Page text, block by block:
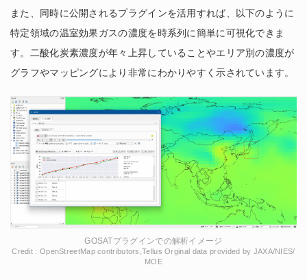
また、同時に公開されるプラグインを活用すれば、以下のように
特定領域の温室効果ガスの濃度を時系列に簡単に可視化できま
す。二酸化炭素濃度が年々上昇していることやエリア別の濃度が
グラフやマッピングにより非常にわかりやすく示されています。
GOSATプラグインでの解析イメージ
Credit : OpenStreetMap contributors,Tellus Orginal data provided by JAXA/NIES/
MOE